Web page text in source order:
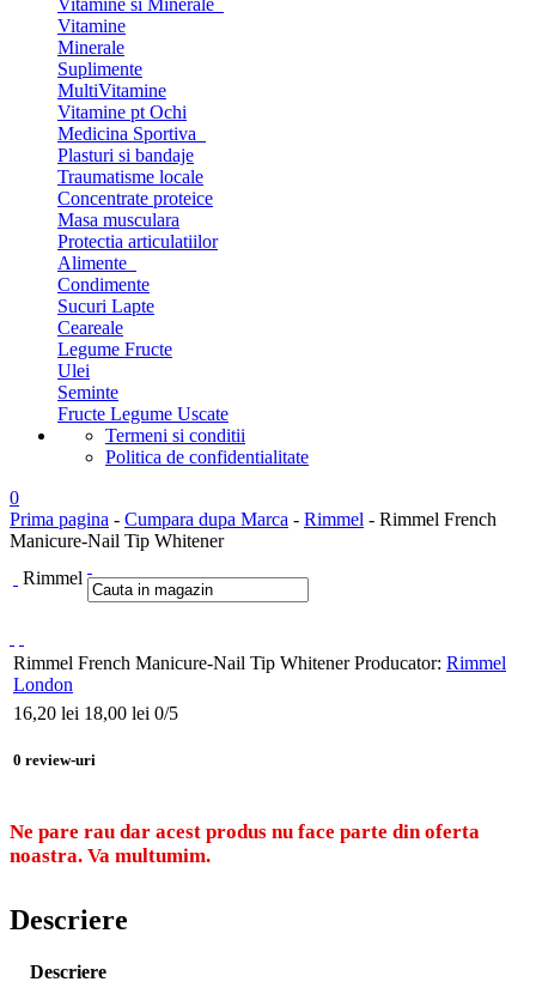
Vitamine si Minerale
Vitamine
Minerale
Suplimente
MultiVitamine
Vitamine pt Ochi
Medicina Sportiva
Plasturi si bandaje
Traumatisme locale
Concentrate proteice
Masa musculara
Protectia articulatiilor
Alimente
Condimente
Sucuri Lapte
Ceareale
Legume Fructe
Ulei
Seminte
Fructe Legume Uscate
Termeni si conditii
Politica de confidentialitate
0
Prima pagina - Cumpara dupa Marca - Rimmel - Rimmel French
Manicure-Nail Tip Whitener
Rimmel
Rimmel French Manicure-Nail Tip Whitener Producator: Rimmel
London
16,20 lei 18,00 lei 0/5
0 review-uri
Ne pare rau dar acest produs nu face parte din oferta
noastra. Va multumim.
Descriere
Descriere